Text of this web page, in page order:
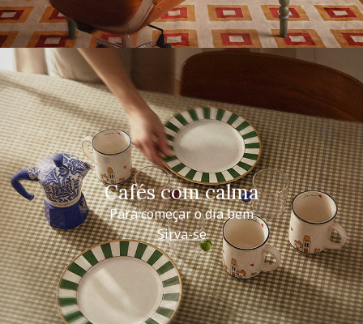
Cafés com calma
Para começar o dia bem
Sirva-se